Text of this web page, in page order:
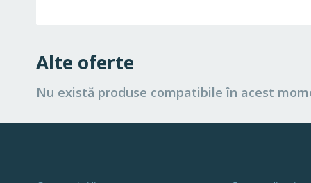
Alte oferte
Nu există produse compatibile în acest